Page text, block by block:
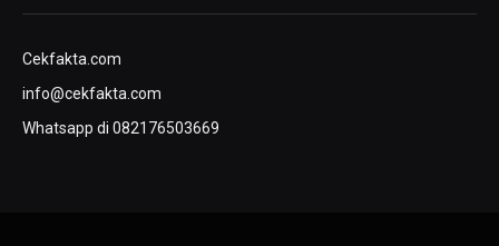
Cekfakta.com
info@cekfakta.com
Whatsapp di 082176503669